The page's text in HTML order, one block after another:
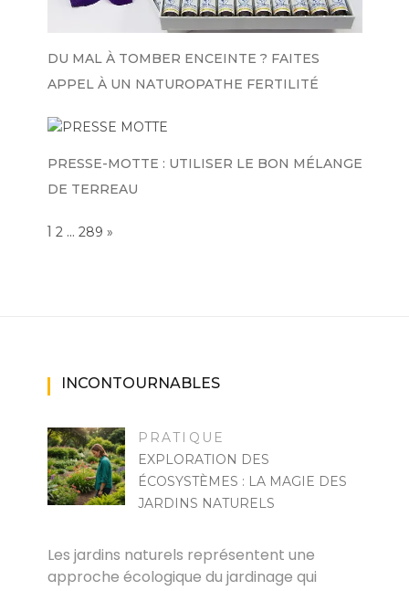
DU MAL À TOMBER ENCEINTE ? FAITES
APPEL À UN NATUROPATHE FERTILITÉ
PRESSE-MOTTE : UTILISER LE BON MÉLANGE
DE TERREAU
Page:
1 2 … 289 NEXT
»
INCONTOURNABLES
PRATIQUE
EXPLORATION DES
ÉCOSYSTÈMES : LA MAGIE DES
JARDINS NATURELS
Les jardins naturels représentent une
approche écologique du jardinage qui